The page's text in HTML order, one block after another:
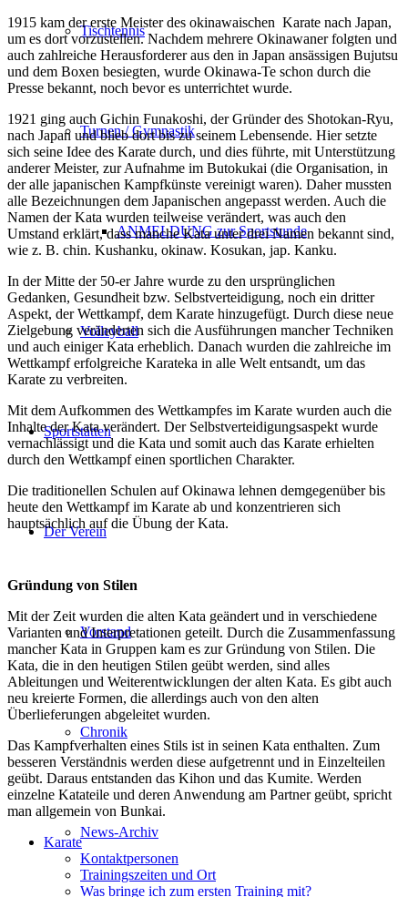
Tischtennis
Turnen / Gymnastik
ANMELDUNG zur Sportstunde
Volleyball
Sportstätten
Der Verein
Vorstand
Chronik
News-Archiv
1915 kam der erste Meister des okinawaischen Karate nach Japan,
um es dort vorzustellen. Nachdem mehrere Okinawaner folgten und
auch zahlreiche Herausforderer aus den in Japan ansässigen Bujutsu
und dem Boxen besiegten, wurde Okinawa-Te schon durch die
Presse bekannt, noch bevor es unterrichtet wurde.
1921 ging auch Gichin Funakoshi, der Gründer des Shotokan-Ryu,
nach Japan und blieb dort bis zu seinem Lebensende. Hier setzte
sich seine Idee des Karate durch, und dies führte, mit Unterstützung
anderer Meister, zur Aufnahme im Butokukai (die Organisation, in
der alle japanischen Kampfkünste vereinigt waren). Daher mussten
alle Bezeichnungen dem Japanischen angepasst werden. Auch die
Namen der Kata wurden teilweise verändert, was auch den
Umstand erklärt, dass manche Kata unter drei Namen bekannt sind,
wie z. B. chin. Kushanku, okinaw. Kosukan, jap. Kanku.
In der Mitte der 50-er Jahre wurde zu den ursprünglichen
Gedanken, Gesundheit bzw. Selbstverteidigung, noch ein dritter
Aspekt, der Wettkampf, dem Karate hinzugefügt. Durch diese neue
Zielgebung veränderten sich die Ausführungen mancher Techniken
und auch einiger Kata erheblich. Danach wurden die zahlreiche im
Wettkampf erfolgreiche Karateka in alle Welt entsandt, um das
Karate zu verbreiten.
Mit dem Aufkommen des Wettkampfes im Karate wurden auch die
Inhalte der Kata verändert. Der Selbstverteidigungsaspekt wurde
vernachlässigt und die Kata und somit auch das Karate erhielten
durch den Wettkampf einen sportlichen Charakter.
Die traditionellen Schulen auf Okinawa lehnen demgegenüber bis
heute den Wettkampf im Karate ab und konzentrieren sich
hauptsächlich auf die Übung der Kata.
Gründung von Stilen
Mit der Zeit wurden die alten Kata geändert und in verschiedene
Varianten und Interpretationen geteilt. Durch die Zusammenfassung
mancher Kata in Gruppen kam es zur Gründung von Stilen. Die
Kata, die in den heutigen Stilen geübt werden, sind alles
Ableitungen und Weiterentwicklungen der alten Kata. Es gibt auch
neu kreierte Formen, die allerdings auch von den alten
Überlieferungen abgeleitet wurden.
Das Kampfverhalten eines Stils ist in seinen Kata enthalten. Zum
besseren Verständnis werden diese aufgetrennt und in Einzelteilen
geübt. Daraus entstanden das Kihon und das Kumite. Werden
einzelne Katateile und deren Anwendung am Partner geübt, spricht
man allgemein von Bunkai.
Karate
Kontaktpersonen
Trainingszeiten und Ort
Was bringe ich zum ersten Training mit?